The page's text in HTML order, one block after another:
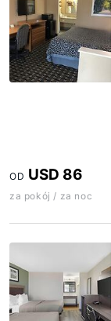
OD USD 86
za pokój / za noc